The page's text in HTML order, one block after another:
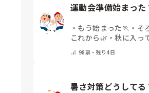
運動会準備始まった
・ もう始まった🏃 ・ そ
これから🌿 ・秋に入っ
ください)
98票・ 残り4日
暑さ対策どうしてる